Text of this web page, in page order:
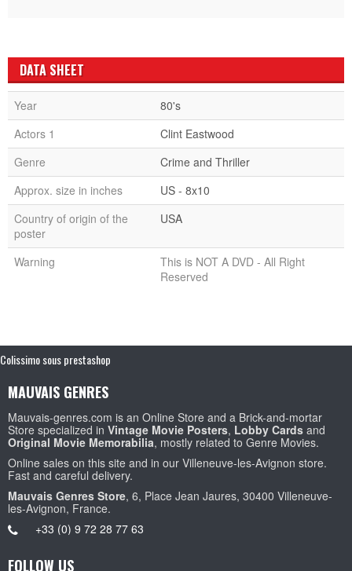
DATA SHEET
Year
80's
Actors 1
Clint Eastwood
Genre
Crime and Thriller
Approx. size in inches
US - 8x10
Country of origin of the
poster
USA
Warning
This is NOT A DVD - All Right
Reserved
Colissimo sous prestashop
MAUVAIS GENRES
Mauvais-genres.com is an Online Store and a Brick-and-mortar
Store specialized in Vintage Movie Posters, Lobby Cards and
Original Movie Memorabilia, mostly related to Genre Movies.
Online sales on this site and in our Villeneuve-les-Avignon store.
Fast and careful delivery.
Mauvais Genres Store, 6, Place Jean Jaures, 30400 Villeneuve-
les-Avignon, France.
+33 (0) 9 72 28 77 63
FOLLOW US